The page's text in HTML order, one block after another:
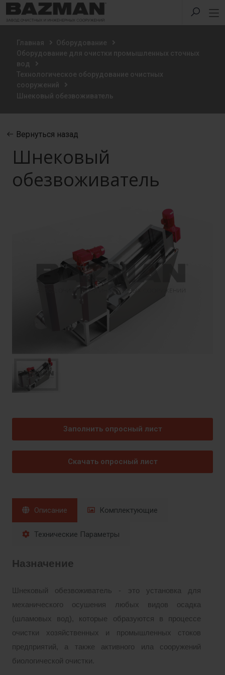
Главная
Оборудование
Оборудование для очистки промышленных сточных
вод
Технологическое оборудование очистных
сооружений
Шнековый обезвоживатель
Вернуться назад
Шнековый
обезвоживатель
Заполнить опросный лист
Скачать опросный лист
Описание Комплектующие
Технические Параметры
Назначение
Шнековый обезвоживатель - это установка для
механического осушения любых видов осадка
(шламовых вод), которые образуются в процессе
очистки хозяйственных и промышленных стоков
предприятий, а также активного ила сооружений
биологической очистки.